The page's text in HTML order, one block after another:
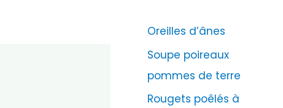
o
r
i
e
Oreilles d’ânes
Soupe poireaux
pommes de terre
Rougets poêlés à